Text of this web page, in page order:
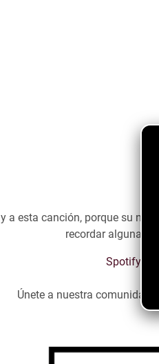
a esta canción, porque su
recordar algunas
Spotify
Únete a nuestra comunidad